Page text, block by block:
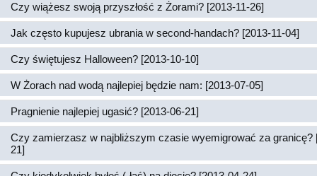
Czy wiążesz swoją przyszłość z Żorami? [2013-11-26]
Jak często kupujesz ubrania w second-handach? [2013-11-04]
Czy świętujesz Halloween? [2013-10-10]
W Żorach nad wodą najlepiej będzie nam: [2013-07-05]
Pragnienie najlepiej ugasić? [2013-06-21]
Czy zamierzasz w najbliższym czasie wyemigrować za granicę?
21]